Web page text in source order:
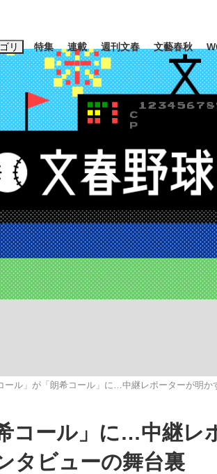
リ
エンタメ ライフ
明かした日本代表監督に... 「最
選手が証言した“NPB聞... 「クマ
特集 連載 週刊文春 文藝春秋
キーワード入
ワードタグ一覧
凌輝 #高市早苗 #後藤真希 #森岡毅 #
亀和田武
ール」が「朗希コール」に…中継レポーターが明か
コール」に…中継レ
タビューの舞台裏